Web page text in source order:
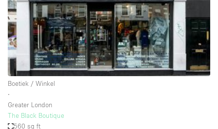
Restaurant / Bar / Café
Salon
Unieke ruimte
Vergaderruimte
Vrachtwagen
Winkel delen
Winkelruimte in winkelcentrum
Boetiek / Winkel
∙
Greater London
The Black Boutique
560 sq ft